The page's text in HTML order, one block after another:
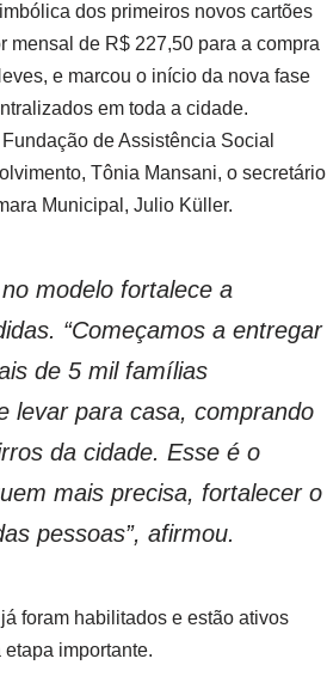
dos primeiros novos cartões
mensal de R$ 227,50 para a compra
e marcou o início da nova fase
em toda a cidade.
de Assistência Social
Tônia Mansani, o secretário
Municipal, Julio Küller.
modelo fortalece a
“Começamos a entregar
de 5 mil famílias
levar para casa, comprando
da cidade. Esse é o
mais precisa, fortalecer o
pessoas”, afirmou.
foram habilitados e estão ativos
importante.